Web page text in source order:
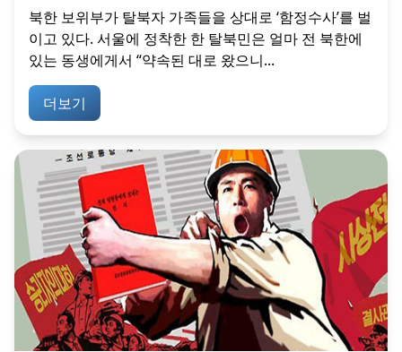
북한 보위부가 탈북자 가족들을 상대로 ‘함정수사’를 벌
이고 있다. 서울에 정착한 한 탈북민은 얼마 전 북한에
있는 동생에게서 “약속된 대로 왔으니...
더보기